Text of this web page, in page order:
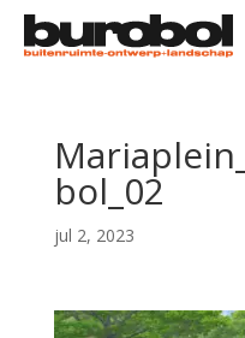
bol_02
jul 2, 2023